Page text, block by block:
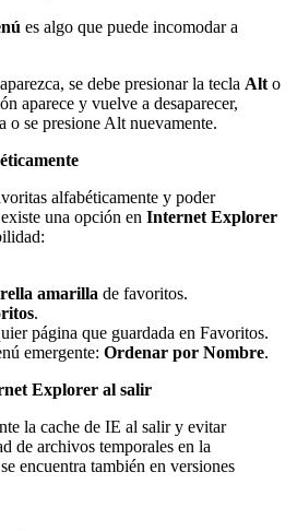
es algo que puede incomodar a
se debe presionar la tecla Alt o
aparece y vuelve a desaparecer,
o se presione Alt nuevamente.
alfabéticamente y poder
una opción en Internet Explorer
amarilla de favoritos.
.
página que guardada en Favoritos.
emergente: Ordenar por Nombre.
Explorer al salir
la cache de IE al salir y evitar
de archivos temporales en la
encuentra también en versiones